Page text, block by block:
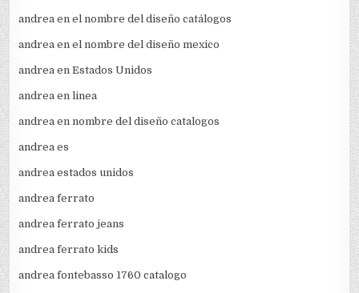
andrea en el nombre del diseño catálogos
andrea en el nombre del diseño mexico
andrea en Estados Unidos
andrea en linea
andrea en nombre del diseño catalogos
andrea es
andrea estados unidos
andrea ferrato
andrea ferrato jeans
andrea ferrato kids
andrea fontebasso 1760 catalogo